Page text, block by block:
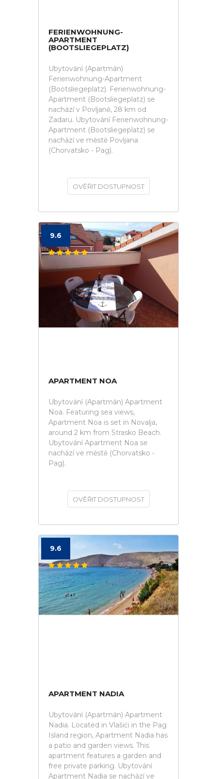
FERIENWOHNUNG-
APARTMENT
(BOOTSLIEGEPLATZ)
Ubytování (Apartmán)
Ferienwohnung-Apartment
(Bootsliegeplatz). Ferienwohnung-
Apartment (Bootsliegeplatz) se
nachází v Povljaně, 28 km od
Zadaru. Ubytování Ferienwohnung-
Apartment (Bootsliegeplatz) se
nachází ve městě Povljana
(Chorvatsko - Pag).
OVĚŘIT DOSTUPNOST
9.6
APARTMENT NOA
Ubytování (Apartmán) Apartment
Noa. Featuring sea views,
Apartment Noa is set in Novalja,
around 2 km from Strasko Beach.
Ubytování Apartment Noa se
nachází ve městě (Chorvatsko -
Pag).
OVĚŘIT DOSTUPNOST
9.6
APARTMENT NADIA
Ubytování (Apartmán) Apartment
Nadia. Located in Vlašići in the Pag
Island region, Apartment Nadia has
a patio and garden views. This
apartment features a garden and
free private parking. Ubytování
Apartment Nadia se nachází ve